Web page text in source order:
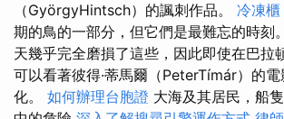
（GyörgyHintsch）的諷刺作品。 冷凍櫃
期的鳥的一部分，但它們是最難忘的時刻
天幾乎完全磨損了這些，因此即使在巴拉
可以看著彼得·蒂馬爾（PeterTímár）的
化。 如何辦理台胞證 大海及其居民，船